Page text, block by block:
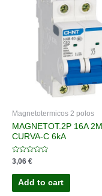
Magnetotermicos 2 polos
MAGNETOT.2P 16A 2M
CURVA-C 6kA
Rated
0
out
3,06 €
Add to cart